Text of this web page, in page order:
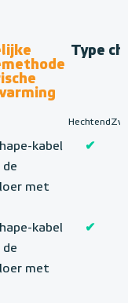
Type
Hechtend
kabel
de
met
✔
kabel
de
met
✔